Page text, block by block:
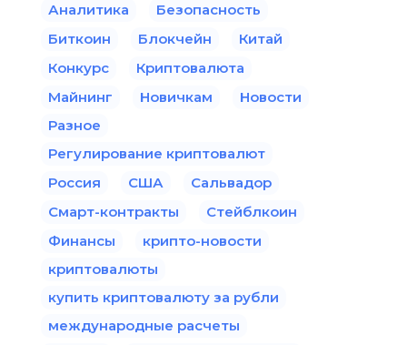
Аналитика
Безопасность
Биткоин
Блокчейн
Китай
Конкурс
Криптовалюта
Майнинг
Новичкам
Новости
Разное
Регулирование криптовалют
Россия
США
Сальвадор
Смарт-контракты
Стейблкоин
Финансы
крипто-новости
криптовалюты
купить криптовалюту за рубли
международные расчеты